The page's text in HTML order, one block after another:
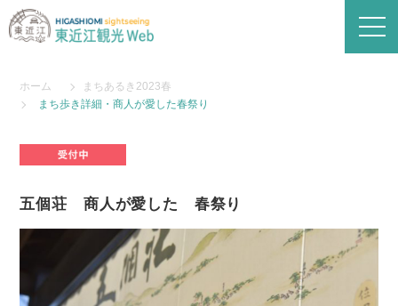
ホーム
まちあるき2023春
まち歩き詳細・商人が愛した春祭り
五個荘 商人が愛した 春祭り